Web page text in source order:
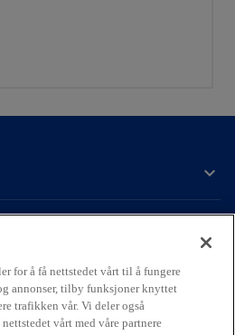
o o o
for å få nettstedet vårt til å fungere
annonser, tilby funksjoner knyttet
trafikken vår. Vi deler også
vårt med våre partnere